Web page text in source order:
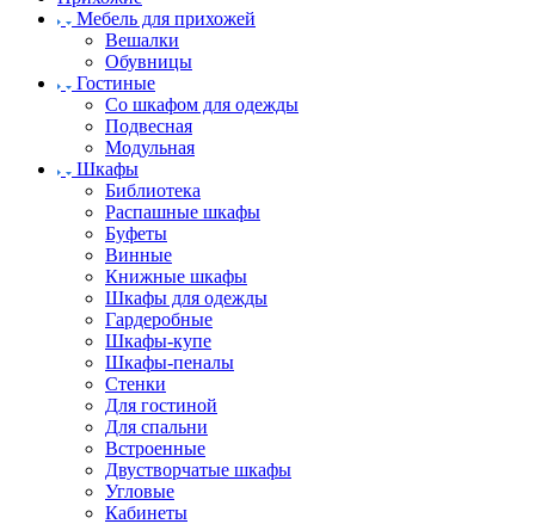
Мебель для прихожей
Вешалки
Обувницы
Гостиные
Со шкафом для одежды
Подвесная
Модульная
Шкафы
Библиотека
Распашные шкафы
Буфеты
Винные
Книжные шкафы
Шкафы для одежды
Гардеробные
Шкафы-купе
Шкафы-пеналы
Стенки
Для гостиной
Для спальни
Встроенные
Двустворчатые шкафы
Угловые
Кабинеты